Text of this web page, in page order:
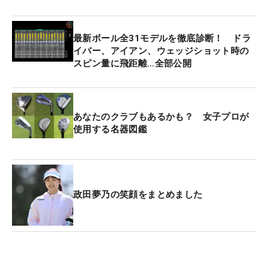
最新ボール全31モデルを徹底診断！ ドラ
イバー、アイアン、ウェッジショット時の
スピン量に飛距離…全部公開
あなたのクラブもあるかも？ 女子プロが
使用する名器図鑑
政田夢乃の笑顔をまとめました